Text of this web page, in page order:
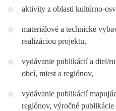
aktivity z oblasti kultúrno-
materiálové a technické
realizáciou projektu,
vydávanie publikácií a diel/
obcí, miest a regiónov,
vydávanie publikácií
regiónov, výročné